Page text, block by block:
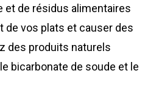
et de résidus alimentaires
de vos plats et causer des
des produits naturels
bicarbonate de soude et le